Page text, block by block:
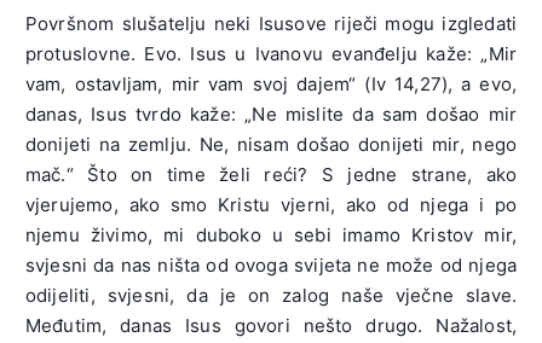
Površnom slušatelju neki Isusove riječi mogu izgledati
protuslovne. Evo. Isus u Ivanovu evanđelju kaže: „Mir
vam, ostavljam, mir vam svoj dajem“ (Iv 14,27), a evo,
danas, Isus tvrdo kaže: „Ne mislite da sam došao mir
donijeti na zemlju. Ne, nisam došao donijeti mir, nego
mač.“ Što on time želi reći? S jedne strane, ako
vjerujemo, ako smo Kristu vjerni, ako od njega i po
njemu živimo, mi duboko u sebi imamo Kristov mir,
svjesni da nas ništa od ovoga svijeta ne može od njega
odijeliti, svjesni, da je on zalog naše vječne slave.
Međutim, danas Isus govori nešto drugo. Nažalost,